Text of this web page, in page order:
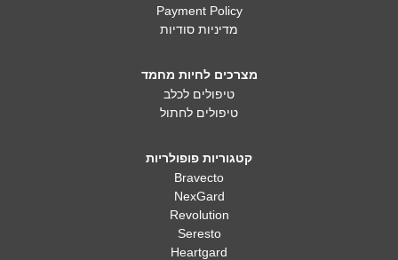
Payment Policy
מדיניות סודיות
מצרכים לחיות מחמד
טיפולים לכלב
טיפולים לחתול
קטגוריות פופולריות
Bravecto
NexGard
Revolution
Seresto
Heartgard